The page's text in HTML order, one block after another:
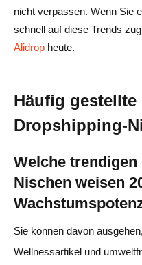
nicht verpassen. Wenn Sie
schnell auf diese Trends
Alidrop heute.
Häufig gestellte
Dropshipping-
Welche
Nischen weisen
Sie können davon
Wellnessartikel und